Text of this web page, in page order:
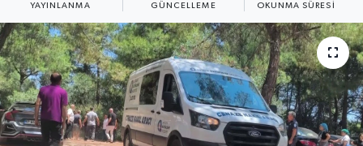
YAYINLANMA GÜNCELLEME OKUNMA SÜRESI
SİYASET
SAĞLIK
DÜNYA
Haber Arşivi